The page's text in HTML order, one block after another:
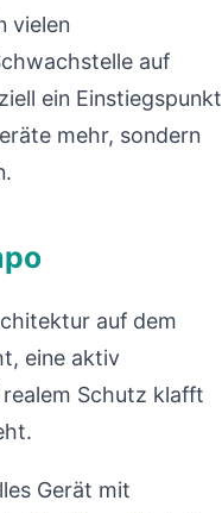
vielen
auf
ein Einstiegspunkt
mehr, sondern
auf dem
eine aktiv
Schutz klafft
Gerät mit